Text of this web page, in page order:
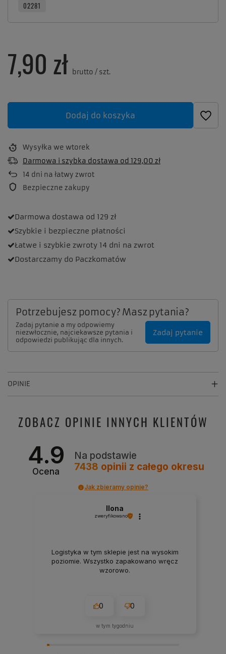
02281
7,90 zł brutto / szt.
Dodaj do koszyka
Wysyłka we wtorek
Darmowa i szybka dostawa od 129,00 zł
14 dni na łatwy zwrot
Bezpieczne zakupy
Darmowa dostawa od 129 zł
Szybkie i bezpieczne płatności
Łatwe i szybkie zwroty 14 dni na zwrot
Dostarczamy do Paczkomatów
Potrzebujesz pomocy? Masz pytania?
Zadaj pytanie a my odpowiemy
niezwłocznie, najciekawsze pytania i
odpowiedzi publikując dla innych.
Zadaj pytanie
OPINIE
ZOBACZ OPINIE INNYCH KLIENTÓW
4.9
Ocena
Na podstawie
7438 opinii z całego okresu
Jak zbieramy opinie?
Ilona
zweryfikowano
Logistyka w tym sklepie jest na wysokim
poziomie. Wszystko zapakowano wręcz
wzorowo.
0 0
w tym tygodniu